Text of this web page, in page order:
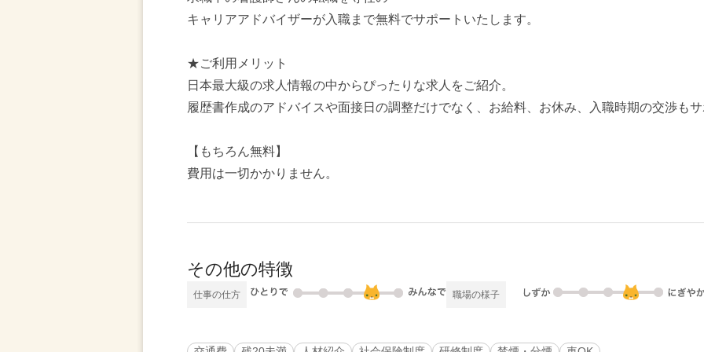
キャリアアドバイザーが入職まで無料でサポートいたします。
★ご利用メリット
日本最大級の求人情報の中からぴったりな求人をご紹介。
履歴書作成のアドバイスや面接日の調整だけでなく、お給料、お休み、入職時期の交渉もサ
【もちろん無料】
費用は一切かかりません。
その他の特徴
仕事の仕方 職場の様子